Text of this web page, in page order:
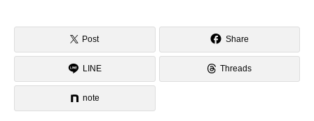
Post Share
LINE Threads
note